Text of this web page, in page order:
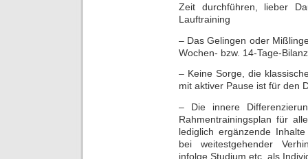
Zeit durchführen, lieber
Lauftraining
– Das Gelingen oder
Wochen- bzw. 14-Tage-
– Keine Sorge, die
mit aktiver Pause ist für den
– Die innere
Rahmentrainingsplan für
lediglich ergänzende
bei weitestgehender
infolge Studium etc. als